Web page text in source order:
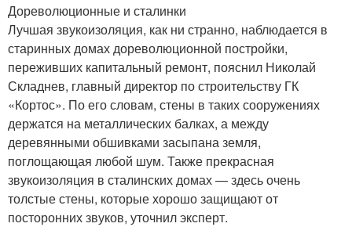
Дореволюционные и сталинки
Лучшая звукоизоляция, как ни странно, наблюдается в
старинных домах дореволюционной постройки,
переживших капитальный ремонт, пояснил Николай
Складнев, главный директор по строительству ГК
«Кортос». По его словам, стены в таких сооружениях
держатся на металлических балках, а между
деревянными обшивками засыпана земля,
поглощающая любой шум. Также прекрасная
звукоизоляция в сталинских домах — здесь очень
толстые стены, которые хорошо защищают от
посторонних звуков, уточнил эксперт.